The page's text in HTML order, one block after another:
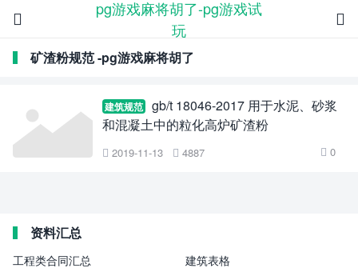
pg游戏麻将胡了-pg游戏试
玩


矿渣粉规范 -pg游戏麻将胡了
建筑规范
gb/t 18046-2017 用于水泥、砂浆
和混凝土中的粒化高炉矿渣粉
 2019-11-13  4887  0
资料汇总
工程类合同汇总
建筑表格